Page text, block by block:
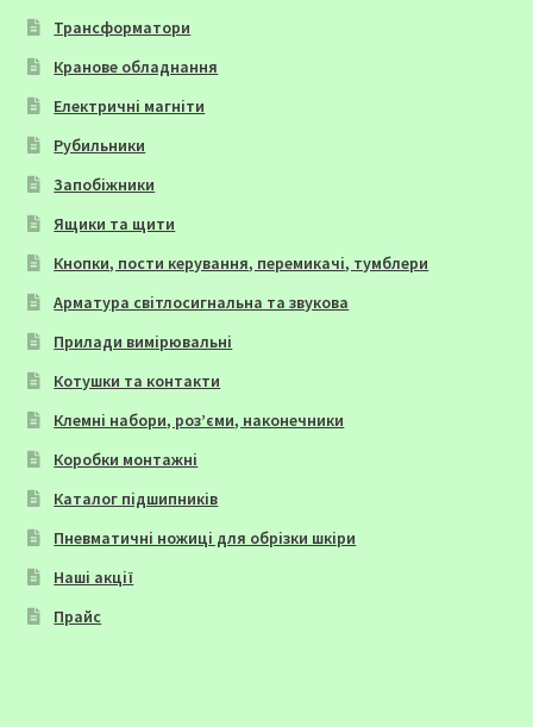
Трансформатори
Кранове обладнання
Електричні магніти
Рубильники
Запобіжники
Ящики та щити
Кнопки, пости керування, перемикачі, тумблери
Арматура світлосигнальна та звукова
Прилади вимірювальні
Котушки та контакти
Клемні набори, роз’єми, наконечники
Коробки монтажні
Каталог підшипників
Пневматичні ножиці для обрізки шкіри
Наші акції
Прайс